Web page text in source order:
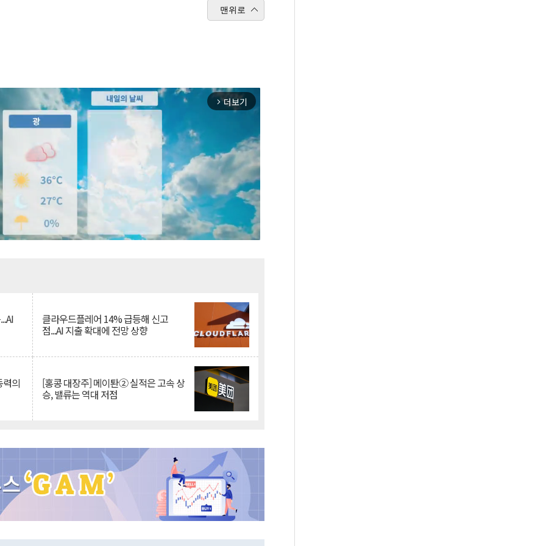
맨위로
arrow_forward_ios 더보기
클라우드플레어 14% 급등해 신고
점...AI 지출 확대에 전망 상향
의 [홍콩 대장주] 메이퇀② 실적은 고속 상
승, 밸류는 역대 저점